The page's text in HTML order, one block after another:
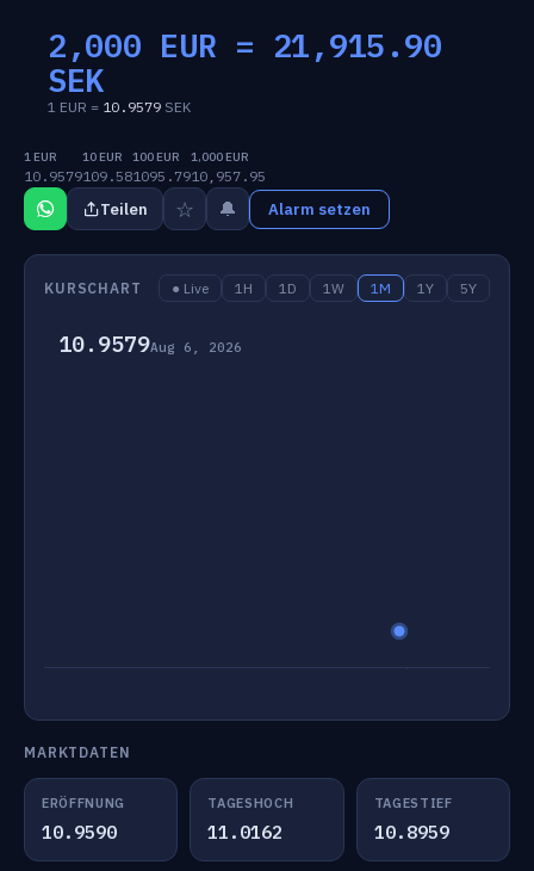
2,000 EUR = 21,915.90
SEK
1 EUR = 10.9579 SEK
1 EUR
10.9579
10 EUR
109.58
100 EUR
1095.79
1,000 EUR
10,957.95
Teilen ☆ 🔔 Alarm setzen
KURSCHART ● Live 1H 1D 1W 1M 1Y 5Y
10.9579Aug 6, 2026
MARKTDATEN
ERÖFFNUNG
10.9590
TAGESHOCH
11.0162
TAGESTIEF
10.8959